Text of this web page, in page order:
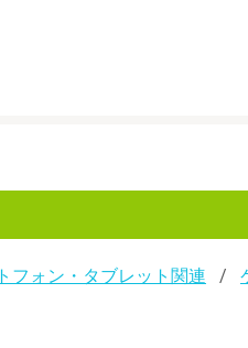
フォン・タブレット関連